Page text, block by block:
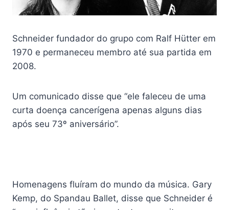
Schneider fundador do grupo com Ralf Hütter em
1970 e permaneceu membro até sua partida em
2008.
Um comunicado disse que “ele faleceu de uma
curta doença cancerígena apenas alguns dias
após seu 73º aniversário”.
Homenagens fluíram do mundo da música. Gary
Kemp, do Spandau Ballet, disse que Schneider é